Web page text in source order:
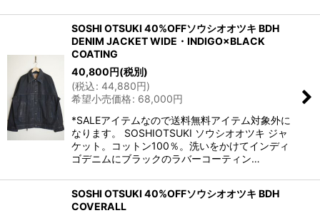
SOSHI OTSUKI 40%OFFソウシオオツキ BDH
DENIM JACKET WIDE・INDIGO×BLACK
COATING
40,800円(税別)
(税込: 44,880円)
希望小売価格: 68,000円
*SALEアイテムなので送料無料アイテム対象外に
なります。 SOSHIOTSUKI ソウシオオツキ ジャ
ケット。コットン100％。洗いをかけてインディ
ゴデニムにブラックのラバーコーティン…
SOSHI OTSUKI 40%OFFソウシオオツキ BDH
COVERALL